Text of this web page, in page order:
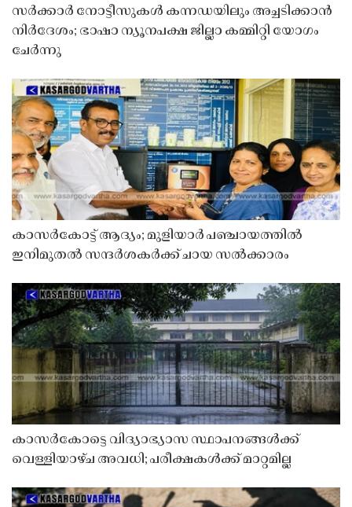
സർക്കാർ നോട്ടീസുകൾ കന്നഡയിലും അച്ചടിക്കാൻ
നിർദേശം; ഭാഷാ ന്യൂനപക്ഷ ജില്ലാ കമ്മിറ്റി യോഗം
ചേർന്നു
കാസർകോട്ട് ആദ്യം; മുളിയാർ പഞ്ചായത്തിൽ
ഇനിമുതൽ സന്ദർശകർക്ക് ചായ സൽക്കാരം
കാസർകോട്ടെ വിദ്യാഭ്യാസ സ്ഥാപനങ്ങൾക്ക്
വെള്ളിയാഴ്ച അവധി; പരീക്ഷകൾക്ക് മാറ്റമില്ല